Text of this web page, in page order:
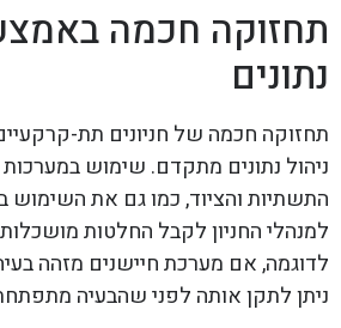
תחזוקה חכמה
נתונים
תחזוקה חכמה של חניונים תת-
ניהול נתונים מתקדם. שימוש
התשתיות והציוד, כמו גם את השימוש
למנהלי החניון לקבל החלטות
לדוגמה, אם מערכת חיישנים מזהה
ניתן לתקן אותה לפני שהבעיה